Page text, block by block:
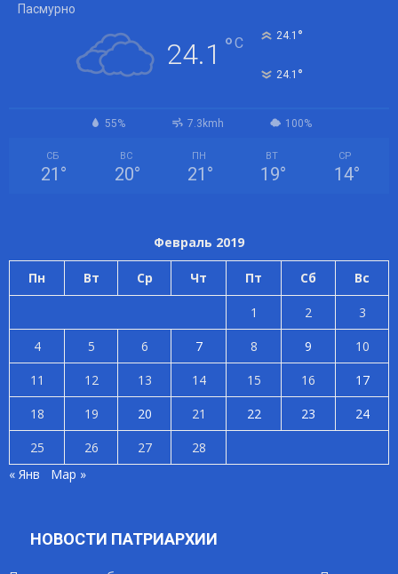
Пасмурно
24.1 °C 24.1 °
24.1 °
55% 7.3kmh 100%
СБ
21 °
ВС
20°
ПН
21 °
ВТ
19°
СР
14°
Февраль 2019
Пн Вт Ср Чт Пт Сб Вс
1 2
3
4
5 6 7 8 9
10
11
12 13 14 15 16
17
18
19 20 21 22 23
24
25
26 27
28
« Янв
Мар »
НОВОСТИ ПАТРИАРХИИ